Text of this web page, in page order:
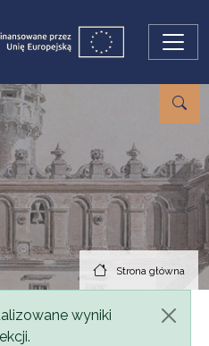
Strona główna
wyniki